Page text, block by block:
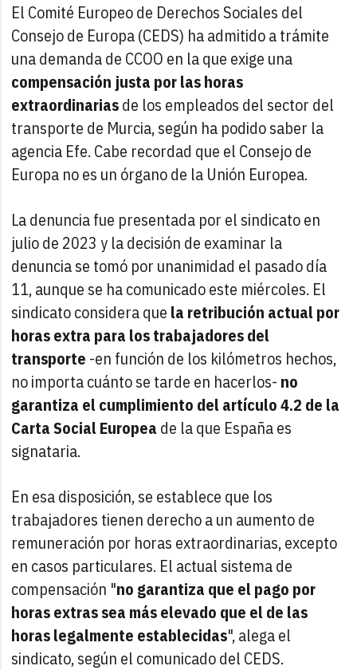
El Comité Europeo de Derechos Sociales del
Consejo de Europa (CEDS) ha admitido a trámite
una demanda de CCOO en la que exige una
compensación justa por las horas
extraordinariasde los empleados del sector del
transporte de Murcia, según ha podido saber la
agencia Efe. Cabe recordad que el Consejo de
Europa no es un órgano de la Unión Europea.
La denuncia fue presentada por el sindicato en
julio de 2023 y la decisión de examinar la
denuncia se tomó por unanimidad el pasado día
11, aunque se ha comunicado este miércoles. El
sindicato considera que la retribución actual por
horas extra para los trabajadores del
transporte -en función de los kilómetros hechos,
no importa cuánto se tarde en hacerlos- no
garantiza el cumplimiento del artículo 4.2 de la
Carta Social Europea de la que España es
signataria.
En esa disposición, se establece que los
trabajadores tienen derecho a un aumento de
remuneración por horas extraordinarias, excepto
en casos particulares. El actual sistema de
compensación "no garantiza que el pago por
horas extras sea más elevado que el de las
horas legalmente establecidas", alega el
sindicato, según el comunicado del CEDS.